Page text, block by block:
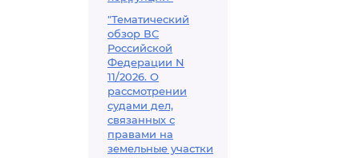
"Тематический
обзор ВС
Российской
Федерации N
11/2026. О
рассмотрении
судами дел,
связанных с
правами на
земельные участки